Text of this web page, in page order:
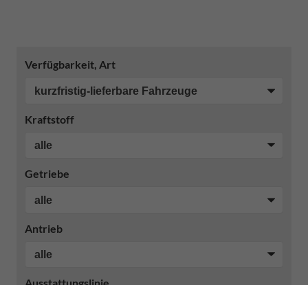
Verfügbarkeit, Art
Kraftstoff
Getriebe
Antrieb